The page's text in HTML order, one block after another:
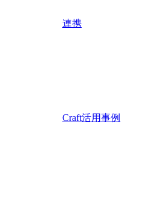
連携
Craft活用事例